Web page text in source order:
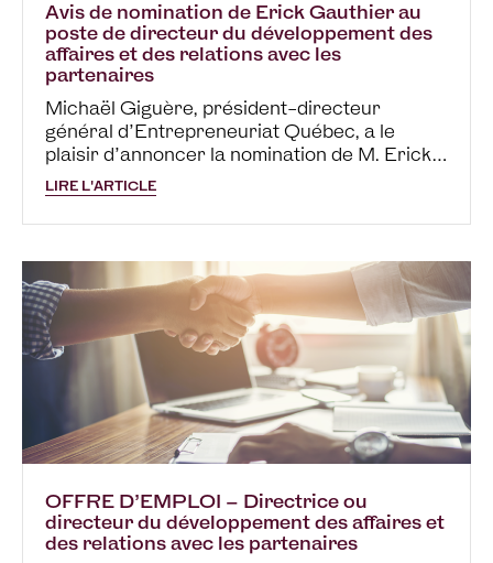
Avis de nomination de Erick Gauthier au
poste de directeur du développement des
affaires et des relations avec les
partenaires
Michaël Giguère, président-directeur
général d’Entrepreneuriat Québec, a le
plaisir d’annoncer la nomination de M. Erick
Gauthier au poste de directeur du
développement des affaires et des relations
avec les partenaires chez Entrepreneuriat
LIRE L'ARTICLE
OFFRE D’EMPLOI – Directrice ou
directeur du développement des affaires et
des relations avec les partenaires